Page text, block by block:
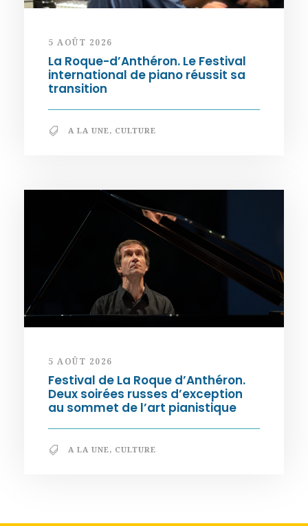
5 AOÛT 2026
La Roque-d’Anthéron. Le Festival
international de piano réussit sa
transition
A LA UNE, CULTURE
5 AOÛT 2026
Festival de La Roque d’Anthéron.
Deux soirées russes d’exception
au sommet de l’art pianistique
A LA UNE, CULTURE